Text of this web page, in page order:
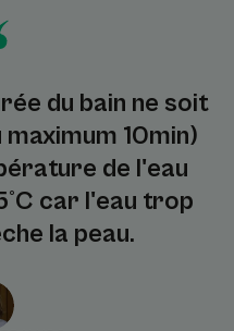
du bain ne soit
10min)
de l'eau
car l'eau trop
la peau.